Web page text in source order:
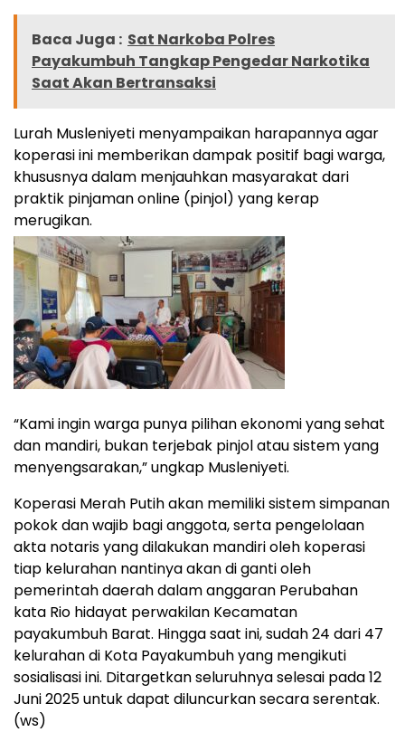
Baca Juga : Sat Narkoba Polres
Payakumbuh Tangkap Pengedar Narkotika
Saat Akan Bertransaksi
Lurah Musleniyeti menyampaikan harapannya agar
koperasi ini memberikan dampak positif bagi warga,
khususnya dalam menjauhkan masyarakat dari
praktik pinjaman online (pinjol) yang kerap
merugikan.
“Kami ingin warga punya pilihan ekonomi yang sehat
dan mandiri, bukan terjebak pinjol atau sistem yang
menyengsarakan,” ungkap Musleniyeti.
Koperasi Merah Putih akan memiliki sistem simpanan
pokok dan wajib bagi anggota, serta pengelolaan
akta notaris yang dilakukan mandiri oleh koperasi
tiap kelurahan nantinya akan di ganti oleh
pemerintah daerah dalam anggaran Perubahan
kata Rio hidayat perwakilan Kecamatan
payakumbuh Barat. Hingga saat ini, sudah 24 dari 47
kelurahan di Kota Payakumbuh yang mengikuti
sosialisasi ini. Ditargetkan seluruhnya selesai pada 12
Juni 2025 untuk dapat diluncurkan secara serentak.
(ws)